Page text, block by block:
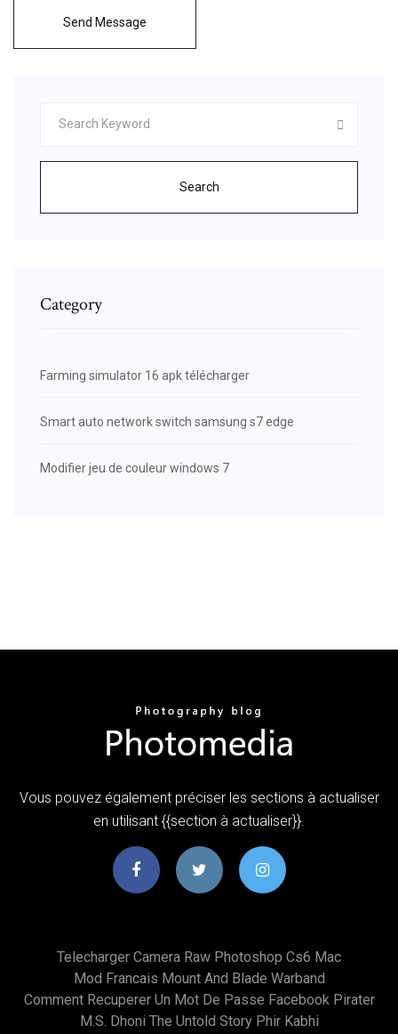
Send Message
Search
Category
Farming simulator 16 apk télécharger
Smart auto network switch samsung s7 edge
Modifier jeu de couleur windows 7
Vous pouvez également préciser les sections à actualiser
en utilisant {{section à actualiser}}.
Telecharger Camera Raw Photoshop Cs6 Mac
Mod Francais Mount And Blade Warband
Comment Recuperer Un Mot De Passe Facebook Pirater
M.s. Dhoni The Untold Story Phir Kabhi